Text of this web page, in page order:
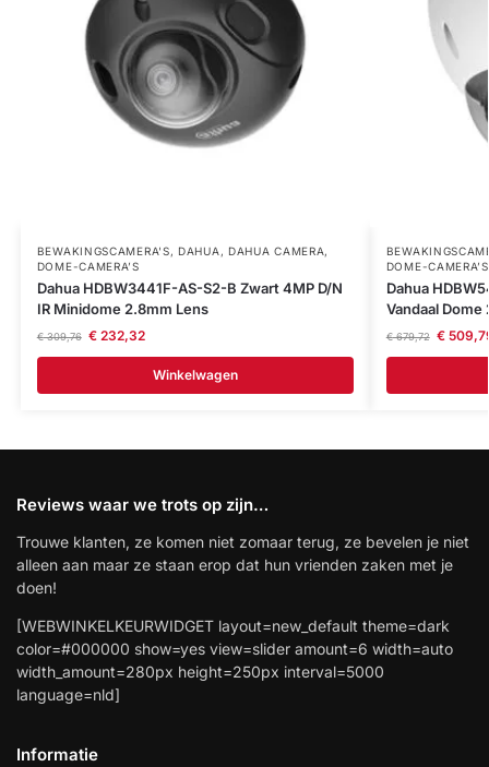
BEWAKINGSCAMERA'S,DAHUA , DAHUA CAMERA,
DOME-CAMERA’S
Dahua HDBW3441F-AS-S2-B Zwart 4MP D/N
IR Minidome 2.8mm Lens
€309,76 €232,32
Winkelwagen
DOME-CAMERA’S
Dahua
Vandaal
€679,72 €
Reviews waar we trots op zijn…
Trouwe klanten, ze komen niet zomaar terug, ze bevelen je niet
alleen aan maar ze staan erop dat hun vrienden zaken met je
doen!
[WEBWINKELKEURWIDGET layout=new_default theme=dark
color=#000000 show=yes view=slider amount=6 width=auto
width_amount=280px height=250px interval=5000
language=nld]
Informatie